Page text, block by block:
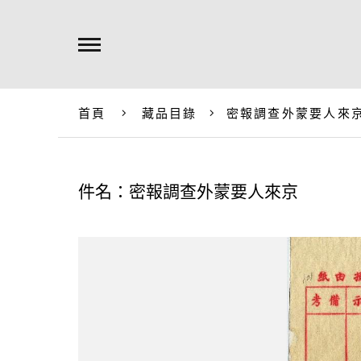
首頁 藏品目錄 密報調查外蒙要人來
件名：密報調查外蒙要人來京